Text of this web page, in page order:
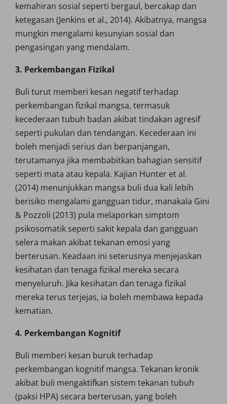
kemahiran sosial seperti bergaul, bercakap dan
ketegasan (Jenkins et al., 2014). Akibatnya, mangsa
mungkin mengalami kesunyian sosial dan
pengasingan yang mendalam.
3. Perkembangan Fizikal
Buli turut memberi kesan negatif terhadap
perkembangan fizikal mangsa, termasuk
kecederaan tubuh badan akibat tindakan agresif
seperti pukulan dan tendangan. Kecederaan ini
boleh menjadi serius dan berpanjangan,
terutamanya jika membabitkan bahagian sensitif
seperti mata atau kepala. Kajian Hunter et al.
(2014) menunjukkan mangsa buli dua kali lebih
berisiko mengalami gangguan tidur, manakala Gini
& Pozzoli (2013) pula melaporkan simptom
psikosomatik seperti sakit kepala dan gangguan
selera makan akibat tekanan emosi yang
berterusan. Keadaan ini seterusnya menjejaskan
kesihatan dan tenaga fizikal mereka secara
menyeluruh. Jika kesihatan dan tenaga fizikal
mereka terus terjejas, ia boleh membawa kepada
kematian.
4. Perkembangan Kognitif
Buli memberi kesan buruk terhadap
perkembangan kognitif mangsa. Tekanan kronik
akibat buli mengaktifkan sistem tekanan tubuh
(paksi HPA) secara berterusan, yang boleh